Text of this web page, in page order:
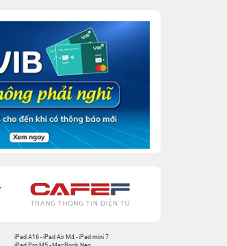
iPad A16 -iPad Air M4 -iPad mini 7